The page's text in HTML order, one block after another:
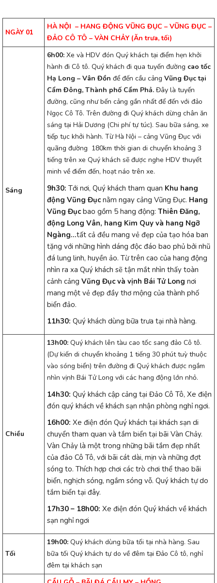
NGÀY 01
HÀ NỘI – HANG ĐỘNG VŨNG ĐỤC – VŨNG ĐỤC –
ĐẢO CÔ TÔ – VÀN CHẢY (Ăn trưa, tối)
Sáng
6h00: Xe và HDV đón Quý khách tại điểm hẹn khởi
hành đi Cô tô. Quý khách đi qua tuyến đường cao tốc
Hạ Long – Vân Đồn để đến cầu cảng Vũng Đục tại
Cẩm Đông, Thành phố Cẩm Phả. Đây là tuyến
đường, cũng như bến cảng gần nhất để đến với đảo
Ngọc Cô Tô. Trên đường đi Quý khách dừng chân ăn
sáng tại Hải Dương (Chi phí tự túc). Sau bữa sáng, xe
tiếp tục khởi hành. Từ Hà Nội – cảng Vũng Đục với
quãng đường 180km thời gian di chuyển khoảng 3
tiếng trên xe Quý khách sẽ được nghe HDV thuyết
minh về điểm đến, hoạt náo trên xe.
9h30: Tới nơi, Quý khách tham quan Khu hang
động Vũng Đụcnằm ngay cảng Vũng Đục. Hang
Vũng Đụcbao gồm 5 hang động: Thiên Đăng,
động Long Vân, hang Kim Quy và hang Ngỡ
Ngàng…tất cả đều mang vẻ đẹp của tạo hóa ban
tặng với những hình dáng độc đáo bao phủ bởi nhũ
đá lung linh, huyền ảo. Từ trên cao của hang động
nhìn ra xa Quý khách sẽ tận mắt nhìn thấy toàn
cảnh cảng Vũng Đục và vịnh Bái Tử Long nơi
mang một vẻ đẹp đầy thơ mộng của thành phố
biển đảo.
11h30: Quý khách dùng bữa trưa tại nhà hàng.
Chiều
13h00: Quý khách lên tàu cao tốc sang đảo Cô tô.
(Dự kiến di chuyển khoảng 1 tiếng 30 phút tuỳ thuộc
vào sóng biển) trên đường đi Quý khách được ngắm
nhìn vịnh Bái Tử Long với các hang động lớn nhỏ.
14h30: Quý khách cập cảng tại Đảo Cô Tô, Xe điện
đón quý khách về khách sạn nhận phòng nghỉ ngơi.
16h00: Xe điện đón Quý khách tại khách sạn di
chuyển tham quan và tắm biển tại bãi Vàn Chảy.
Vàn Chảy là một trong những bãi tắm đẹp nhất
của đảo Cô Tô, với bãi cát dài, mịn và những đợt
sóng to. Thích hợp chơi các trò chơi thể thao bãi
biển, nghịch sóng, ngắm sóng vỗ. Quý khách tự do
tắm biển tại đây.
17h30 – 18h00: Xe điện đón Quý khách về khách
sạn nghỉ ngơi
Tối
19h00: Quý khách dùng bữa tối tại nhà hàng. Sau
bữa tối Quý khách tự do về đêm tại Đảo Cô tô, nghỉ
đêm tại khách sạn